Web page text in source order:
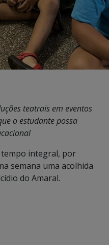
teatrais em eventos
o estudante possa
tempo integral, por
semana uma acolhida
do Amaral.